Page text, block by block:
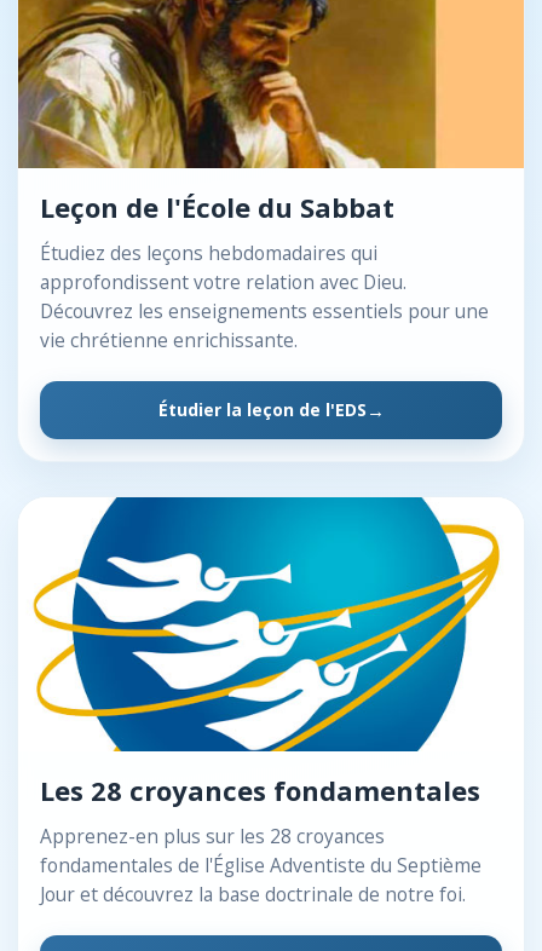
Leçon de l'École du Sabbat
Étudiez des leçons hebdomadaires qui
approfondissent votre relation avec Dieu.
Découvrez les enseignements essentiels pour une
vie chrétienne enrichissante.
Étudier la leçon de l'EDS
Les 28 croyances fondamentales
Apprenez-en plus sur les 28 croyances
fondamentales de l'Église Adventiste du Septième
Jour et découvrez la base doctrinale de notre foi.